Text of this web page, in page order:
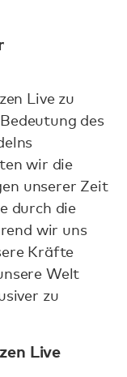
Live zu
des
wir die
unserer Zeit
durch die
wir uns
Kräfte
Welt
zu
Live